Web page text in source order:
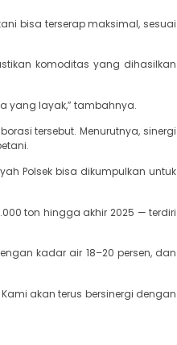
bisa terserap maksimal, sesuai
komoditas yang dihasilkan
yang layak,” tambahnya.
tersebut. Menurutnya, sinergi
Polsek bisa dikumpulkan untuk
ton hingga akhir 2025 — terdiri
kadar air 18–20 persen, dan
akan terus bersinergi dengan